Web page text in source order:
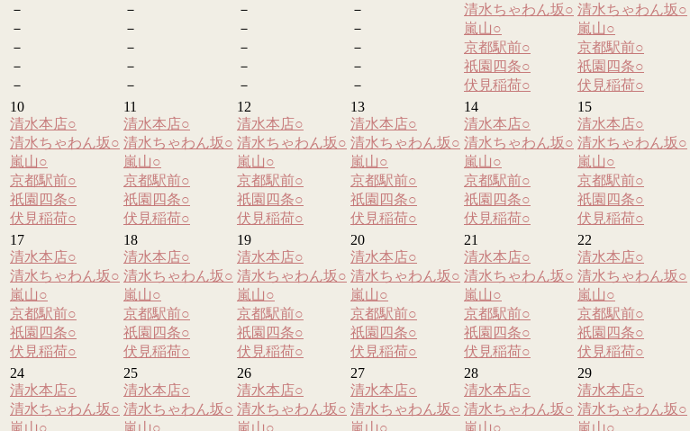
－
－
－
－
－
－
－
－
－
－
－
－
－
－
－
－
－
－
－
－
清水ちゃわん坂○
嵐山○
京都駅前○
祇園四条○
伏見稲荷○
清水ちゃわん坂○
嵐山○
京都駅前○
祇園四条○
伏見稲荷○
10
清水本店○
清水ちゃわん坂○
嵐山○
京都駅前○
祇園四条○
伏見稲荷○
11
清水本店○
清水ちゃわん坂○
嵐山○
京都駅前○
祇園四条○
伏見稲荷○
12
清水本店○
清水ちゃわん坂○
嵐山○
京都駅前○
祇園四条○
伏見稲荷○
13
清水本店○
清水ちゃわん坂○
嵐山○
京都駅前○
祇園四条○
伏見稲荷○
14
清水本店○
清水ちゃわん坂○
嵐山○
京都駅前○
祇園四条○
伏見稲荷○
15
清水本店○
清水ちゃわん坂○
嵐山○
京都駅前○
祇園四条○
伏見稲荷○
17
清水本店○
清水ちゃわん坂○
嵐山○
京都駅前○
祇園四条○
伏見稲荷○
18
清水本店○
清水ちゃわん坂○
嵐山○
京都駅前○
祇園四条○
伏見稲荷○
19
清水本店○
清水ちゃわん坂○
嵐山○
京都駅前○
祇園四条○
伏見稲荷○
20
清水本店○
清水ちゃわん坂○
嵐山○
京都駅前○
祇園四条○
伏見稲荷○
21
清水本店○
清水ちゃわん坂○
嵐山○
京都駅前○
祇園四条○
伏見稲荷○
22
清水本店○
清水ちゃわん坂○
嵐山○
京都駅前○
祇園四条○
伏見稲荷○
24
清水本店○
清水ちゃわん坂○
25
清水本店○
清水ちゃわん坂○
26
清水本店○
清水ちゃわん坂○
27
清水本店○
清水ちゃわん坂○
28
清水本店○
清水ちゃわん坂○
29
清水本店○
清水ちゃわん坂○